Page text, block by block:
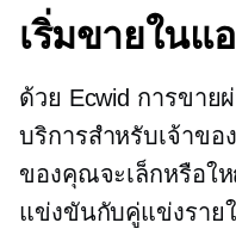
เริ่มขายใน
ด้วย Ecwid การขา
บริการสำหรับเจ้าข
ของคุณจะเล็กหรือ
แข่งขันกับคู่แข่งราย